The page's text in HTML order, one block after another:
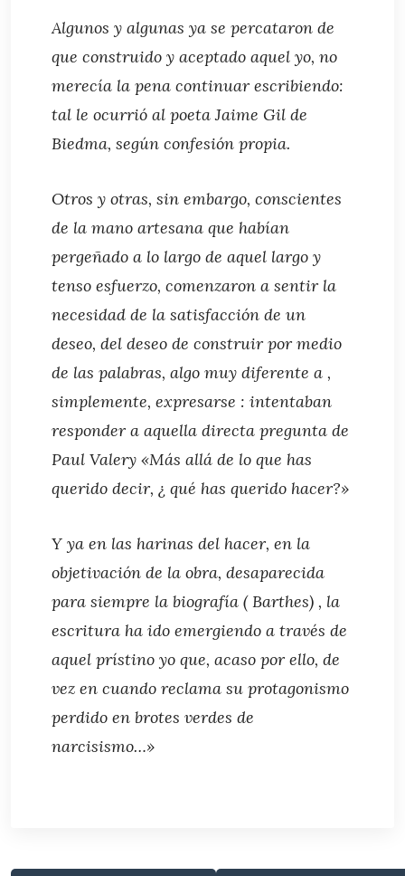
Algunos y algunas ya se percataron de
que construido y aceptado aquel yo, no
merecía la pena continuar escribiendo:
tal le ocurrió al poeta Jaime Gil de
Biedma, según confesión propia.
Otros y otras, sin embargo, conscientes
de la mano artesana que habían
pergeñado a lo largo de aquel largo y
tenso esfuerzo, comenzaron a sentir la
necesidad de la satisfacción de un
deseo, del deseo de construir por medio
de las palabras, algo muy diferente a ,
simplemente, expresarse : intentaban
responder a aquella directa pregunta de
Paul Valery «Más allá de lo que has
querido decir, ¿ qué has querido hacer?»
Y ya en las harinas del hacer, en la
objetivación de la obra, desaparecida
para siempre la biografía ( Barthes) , la
escritura ha ido emergiendo a través de
aquel prístino yo que, acaso por ello, de
vez en cuando reclama su protagonismo
perdido en brotes verdes de
narcisismo…»